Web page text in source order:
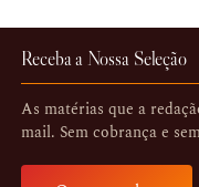
Receba a Nossa Seleção
As matérias que a
mail. Sem cobrança e